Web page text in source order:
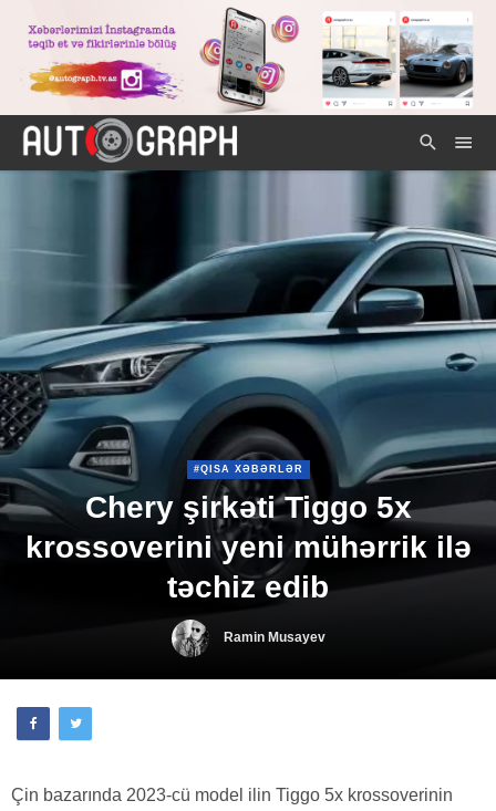
#QISA XƏBƏRLƏR
Chery şirkəti Tiggo 5x
krossoverini yeni mühərrik ilə
təchiz edib
Ramin Musayev
Çin bazarında 2023-cü model ilin Tiggo 5x krossoverinin